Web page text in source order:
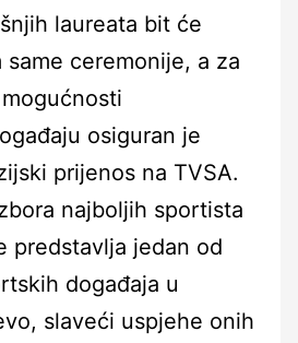
laureata bit će
ceremonije, a za
osiguran je
prijenos na TVSA.
najboljih sportista
predstavlja jedan od
događaja u
slaveći uspjehe onih